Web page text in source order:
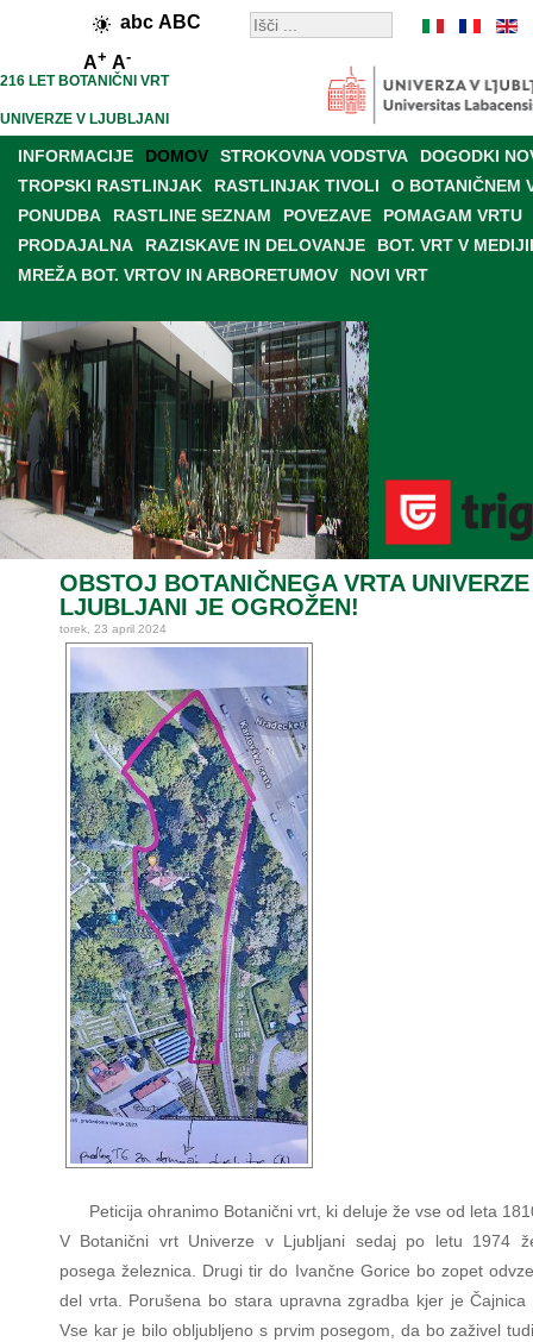
abc ABC
A+ A-
216 LET BOTANIČNI VRT
UNIVERZE V LJUBLJANI
INFORMACIJE DOMOV STROKOVNA VODSTVA
DOGODKI
TROPSKI RASTLINJAK
RASTLINJAK TIVOLI
O BOTANIČNEM
PONUDBA
RASTLINE SEZNAM POVEZAVE
POMAGAM VRTU
PRODAJALNA
RAZISKAVE IN DELOVANJE
BOT. VRT V
MREŽA BOT. VRTOV IN ARBORETUMOV
NOVI VRT
OBSTOJ BOTANIČNEGA VRTA
LJUBLJANI JE OGROŽEN!
torek, 23 april 2024
Peticija ohranimo Botanični vrt, ki deluje že vse od leta
V Botanični vrt Univerze v Ljubljani sedaj po letu 1974
posega železnica. Drugi tir do Ivančne Gorice bo zopet
del vrta. Porušena bo stara upravna zgradba kjer je Čajnica
Vse kar je bilo obljubljeno s prvim posegom, da bo zaživel